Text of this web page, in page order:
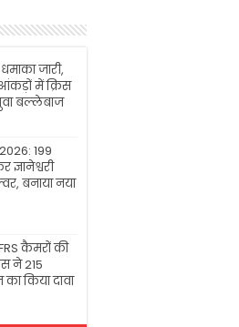
जारी,
में क्रिस
बल्लेबाज
199
बनाया नया
कैमरों की
ने 215
का किया दावा